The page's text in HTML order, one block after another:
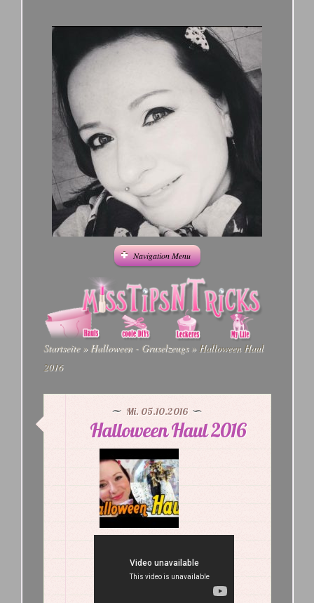
Navigation Menu
Startseite » Halloween - Gruselzeugs »Halloween Haul
2016
Mi. 05.10.2016
Halloween Haul 2016